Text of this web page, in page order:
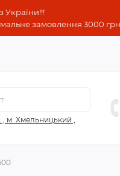
України!!!
замовлення 3000
м. Хмельницький ,